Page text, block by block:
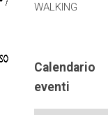
WALKING
Calendario
eventi